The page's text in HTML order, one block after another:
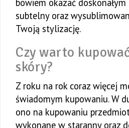
bowiem okazać
subtelny oraz
Twoją stylizację.
Czy warto
skóry?
Z roku na rok coraz więcej
świadomym kupowaniu. W
ono na kupowaniu
wykonane w staranny oraz